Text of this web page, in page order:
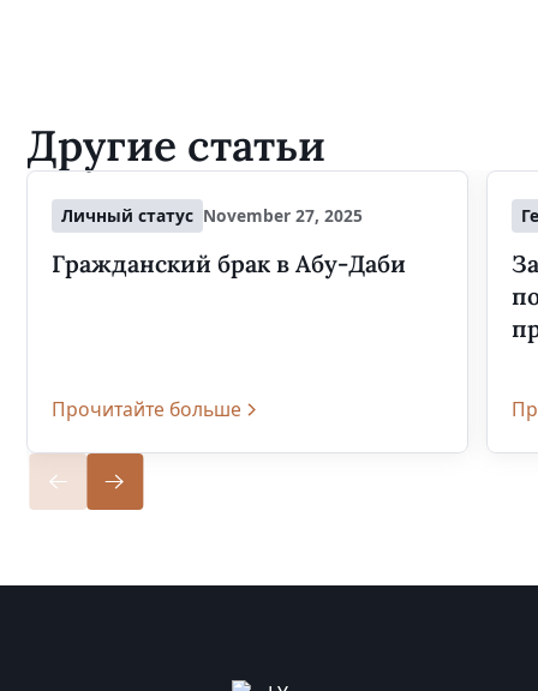
Другие статьи
Личный статус November 27, 2025
Гражданский брак в Абу-Даби
Прочитайте больше